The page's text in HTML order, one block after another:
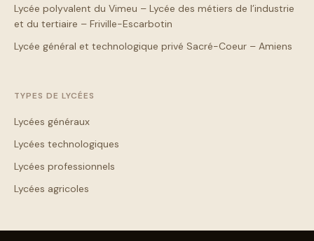
Lycée polyvalent du Vimeu – Lycée des métiers de l’industrie
et du tertiaire – Friville-Escarbotin
Lycée général et technologique privé Sacré-Coeur – Amiens
TYPES DE LYCÉES
Lycées généraux
Lycées technologiques
Lycées professionnels
Lycées agricoles